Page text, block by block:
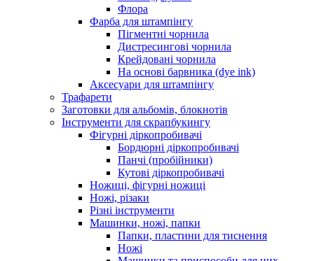
Флора
Фарба для штампінгу
Пігментні чорнила
Дистресингові чорнила
Крейдовані чорнила
На основі барвника (dye ink)
Аксесуари для штампінгу
Трафарети
Заготовки для альбомів, блокнотів
Інструменти для скрапбукингу
Фігурні діркопробивачі
Бордюрні діркопробивачі
Панчі (пробійники)
Кутові діркопробивачі
Ножиці, фігурні ножиці
Ножі, різаки
Різні інструменти
Машинки, ножі, папки
Папки, пластини для тиснення
Ножі